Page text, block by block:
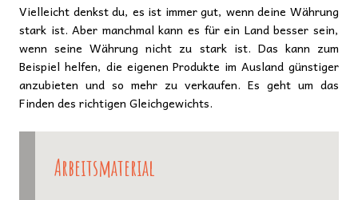
Vielleicht denkst du, es ist immer gut, wenn deine Währung
stark ist. Aber manchmal kann es für ein Land besser sein,
wenn seine Währung nicht zu stark ist. Das kann zum
Beispiel helfen, die eigenen Produkte im Ausland günstiger
anzubieten und so mehr zu verkaufen. Es geht um das
Finden des richtigen Gleichgewichts.
Arbeitsmaterial